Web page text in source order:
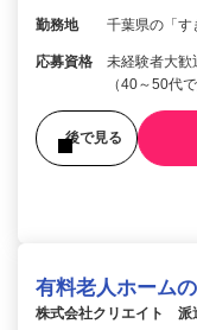
勤務地 千葉県の「す
応募資格
未経験者大
（40～50代
後で見る
有料老人ホーム
株式会社クリエイト 派